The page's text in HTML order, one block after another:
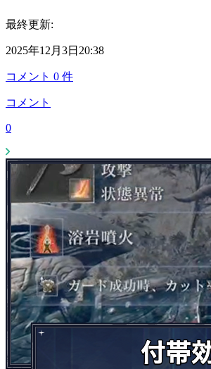
最終更新:
2025年12月3日20:38
コメント 0 件
コメント
0